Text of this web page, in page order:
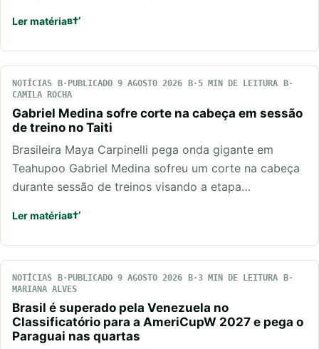
Ler matéria
NOTÍCIAS PUBLICADO 9 AGOSTO 2026
5 MIN DE LEITURA
CAMILA ROCHA
Gabriel Medina sofre corte na cabeça em sessão
de treino no Taiti
Brasileira Maya Carpinelli pega onda gigante em
Teahupoo Gabriel Medina sofreu um corte na cabeça
durante sessão de treinos visando a etapa…
Ler matéria
NOTÍCIAS PUBLICADO 9 AGOSTO 2026
3 MIN DE LEITURA
MARIANA ALVES
Brasil é superado pela Venezuela no
Classificatório para a AmeriCupW 2027 e pega o
Paraguai nas quartas